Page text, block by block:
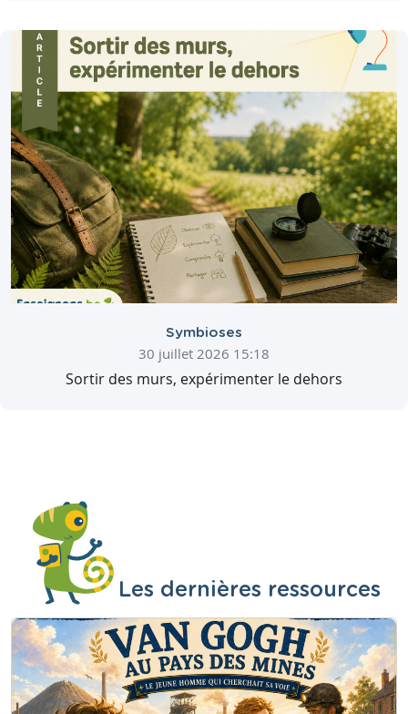
Symbioses
30 juillet 2026 15:18
Sortir des murs, expérimenter le dehors
Les dernières ressources